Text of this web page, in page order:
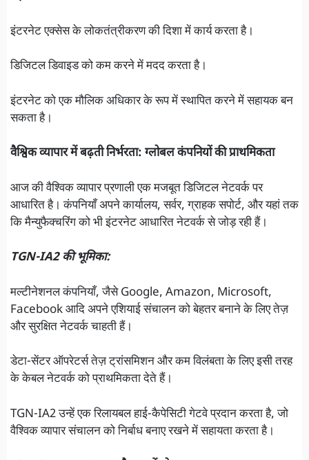
इंटरनेट एक्सेस के लोकतंत्रीकरण की दिशा में कार्य करता है।
डिजिटल डिवाइड को कम करने में मदद करता है।
इंटरनेट को एक मौलिक अधिकार के रूप में स्थापित करने में सहायक बन
सकता है।
वैश्विक व्यापार में बढ़ती निर्भरता: ग्लोबल कंपनियों की प्राथमिकता
आज की वैश्विक व्यापार प्रणाली एक मजबूत डिजिटल नेटवर्क पर
आधारित है। कंपनियाँ अपने कार्यालय, सर्वर, ग्राहक सपोर्ट, और यहां तक
कि मैन्युफैक्चरिंग को भी इंटरनेट आधारित नेटवर्क से जोड़ रही हैं।
TGN-IA2 की भूमिका:
मल्टीनेशनल कंपनियाँ, जैसे Google, Amazon, Microsoft,
Facebook आदि अपने एशियाई संचालन को बेहतर बनाने के लिए तेज़
और सुरक्षित नेटवर्क चाहती हैं।
डेटा-सेंटर ऑपरेटर्स तेज़ ट्रांसमिशन और कम विलंबता के लिए इसी तरह
के केबल नेटवर्क को प्राथमिकता देते हैं।
TGN-IA2 उन्हें एक रिलायबल हाई-कैपेसिटी गेटवे प्रदान करता है, जो
वैश्विक व्यापार संचालन को निर्बाध बनाए रखने में सहायता करता है।